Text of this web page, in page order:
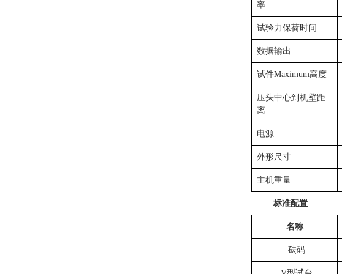
率
试验力保荷时间
数据输出
试件Maximum高度
压头中心到机壁距
离
电源
外形尺寸
主机重量
标准配置
名称
砝码